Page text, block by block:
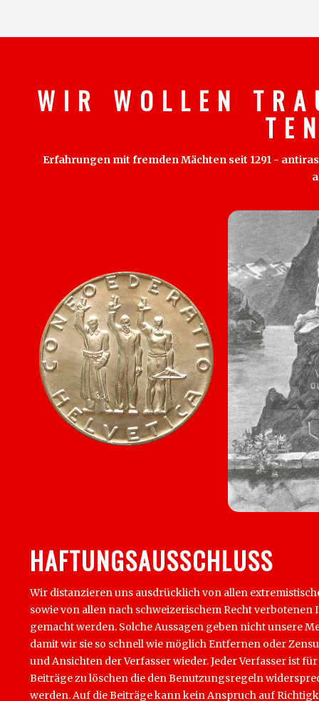
W I R W O L L E N T R
T E
Erfahrungen mit fremden Mächten seit 1291 -
HAFTUNGSAUSSCHLUSS
Wir distanzieren uns ausdrücklich von allen
sowie von allen nach schweizerischem Recht
gemacht werden. Solche Aussagen geben nicht unsere
damit wir sie so schnell wie möglich Entfernen oder
und Ansichten der Verfasser wieder. Jeder Verfasser ist
Beiträge zu löschen die den Benutzungsregeln
werden. Auf die Beiträge kann kein Anspruch auf